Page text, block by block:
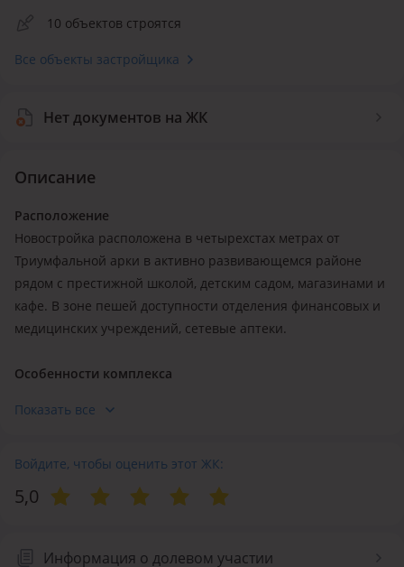
10 объектов строятся
Все объекты застройщика
Нет документов на ЖК
Описание
Расположение
Новостройка расположена в четырехстах метрах от
Триумфальной арки в активно развивающемся районе
рядом с престижной школой, детским садом, магазинами и
кафе. В зоне пешей доступности отделения финансовых и
медицинских учреждений, сетевые аптеки.
Особенности комплекса
высотой от семи до девяти этажей применяется
обусловливает цены на квартиры в ЖК «Кумбель».
Стены здания, в котором насчитывается четыре секции,
осуществляется слоем минеральной ваты. В качестве
Показать все
Войдите, чтобы оценить этот ЖК:
5,0
Информация о долевом участии